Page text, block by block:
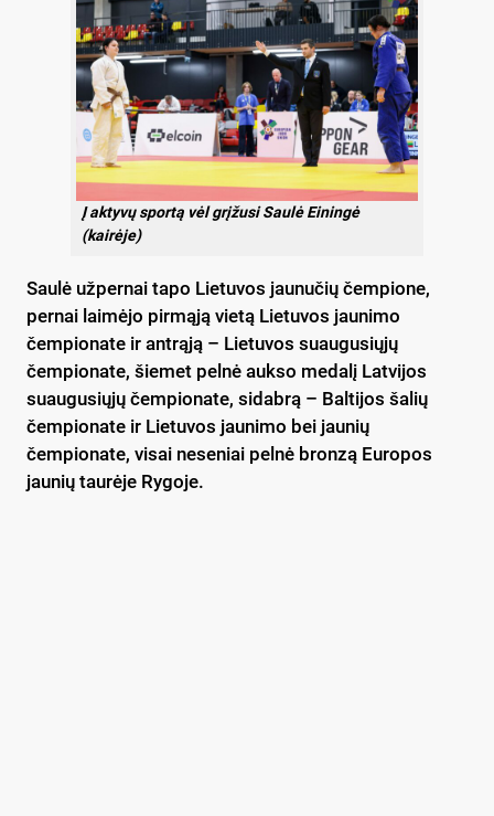
Į aktyvų sportą vėl grįžusi Saulė Einingė
(kairėje)
Saulė užpernai tapo Lietuvos jaunučių čempione,
pernai laimėjo pirmąją vietą Lietuvos jaunimo
čempionate ir antrąją – Lietuvos suaugusiųjų
čempionate, šiemet pelnė aukso medalį Latvijos
suaugusiųjų čempionate, sidabrą – Baltijos šalių
čempionate ir Lietuvos jaunimo bei jaunių
čempionate, visai neseniai pelnė bronzą Europos
jaunių taurėje Rygoje.